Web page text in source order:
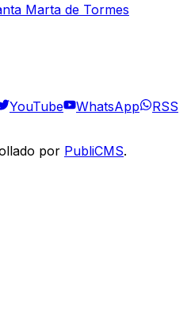
Marta de Tormes
YouTube WhatsApp RSS
por PubliCMS.